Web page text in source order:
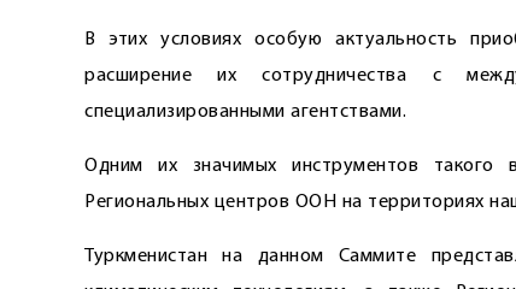
В этих условиях особую актуальность
расширение их сотрудничества с
специализированными агентствами.
Одним их значимых инструментов такого
Региональных центров ООН на территориях
Туркменистан на данном Саммите